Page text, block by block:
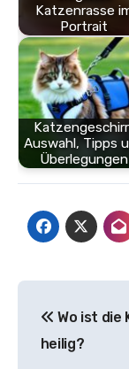
Katzenrasse
Portrait
Auswahl, Tipps
Überlegungen
Wo ist die
heilig?